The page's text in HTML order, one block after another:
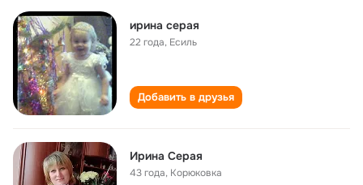
ирина серая
22 года, Есиль
Добавить в друзья
Ирина Серая
43 года, Корюковка